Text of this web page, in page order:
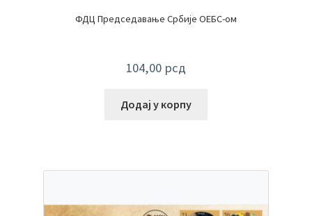
ФДЦ Председавање Србије ОЕБС-ом
104,00 рсд
Додај у корпу